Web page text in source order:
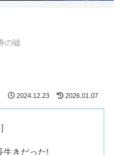
の嘘
2024.12.23 2026.01.07
生きだった!